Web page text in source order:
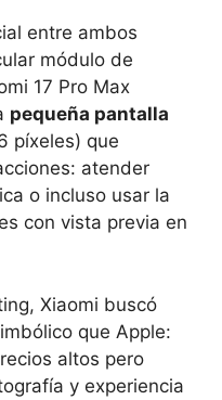
entre ambos
módulo de
17 Pro Max
pequeña pantalla
píxeles) que
atender
o incluso usar la
con vista previa en
Xiaomi buscó
que Apple:
altos pero
y experiencia